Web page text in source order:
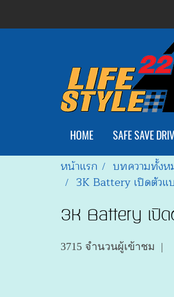
HOME SAFE SAVE
หน้าแรก บทความทั้งห
3K Battery เปิดตัวแ
3K Battery เปิด
3715 จำนวนผู้เข้าชม |